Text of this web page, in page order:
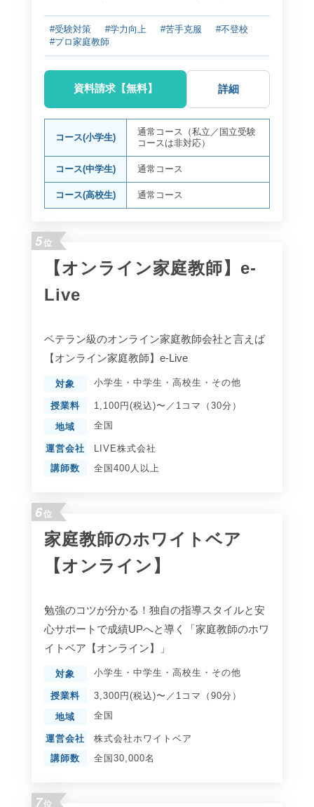
#受験対策 #学力向上 #苦手克服
#不登校
#プロ家庭教師
資料請求【無料】 詳細
コース(小学生)
通常コース（私立／国立受験
コースは非対応）
コース(中学生) 通常コース
コース(高校生) 通常コース
5位
【オンライン家庭教師】e-
Live
ベテラン級のオンライン家庭教師会社と言えば
【オンライン家庭教師】e-Live
対象 小学生 ・ 中学生 ・ 高校生 ・ その他
授業料 1,100円(税込)〜／1コマ（30分）
地域 全国
運営会社
LIVE株式会社
講師数
全国400人以上
6位
家庭教師のホワイトベア
【オンライン】
勉強のコツが分かる！独自の指導スタイルと安
心サポートで成績UPへと導く「家庭教師のホワ
イトベア【オンライン】」
対象 小学生 ・ 中学生 ・ 高校生 ・ その他
授業料 3,300円(税込)〜／1コマ（90分）
地域 全国
運営会社
株式会社ホワイトベア
講師数
全国30,000名
7位